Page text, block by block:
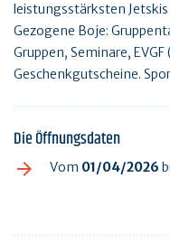
leistungsstärksten
Gezogene Boje:
Gruppen, Seminare,
Geschenkgutscheine.
Die Öffnungsdaten
Vom 01/04/2026